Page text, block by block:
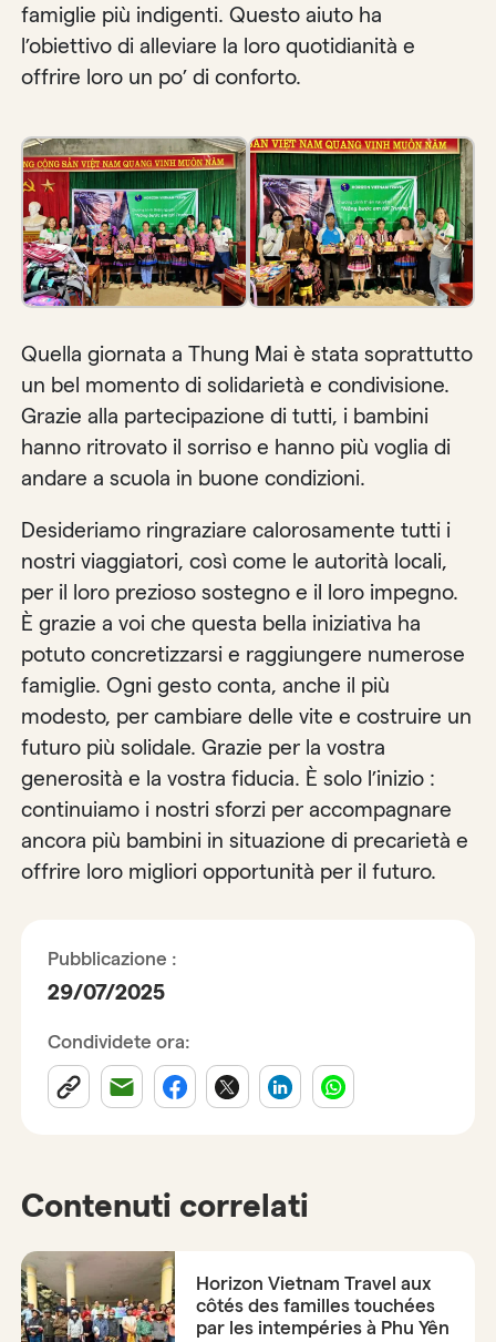
famiglie più indigenti. Questo aiuto ha
l’obiettivo di alleviare la loro quotidianità e
offrire loro un po’ di conforto.
Quella giornata a Thung Mai è stata soprattutto
un bel momento di solidarietà e condivisione.
Grazie alla partecipazione di tutti, i bambini
hanno ritrovato il sorriso e hanno più voglia di
andare a scuola in buone condizioni.
Desideriamo ringraziare calorosamente tutti i
nostri viaggiatori, così come le autorità locali,
per il loro prezioso sostegno e il loro impegno.
È grazie a voi che questa bella iniziativa ha
potuto concretizzarsi e raggiungere numerose
famiglie. Ogni gesto conta, anche il più
modesto, per cambiare delle vite e costruire un
futuro più solidale. Grazie per la vostra
generosità e la vostra fiducia. È solo l’inizio :
continuiamo i nostri sforzi per accompagnare
ancora più bambini in situazione di precarietà e
offrire loro migliori opportunità per il futuro.
Pubblicazione :
29/07/2025
Condividete ora:
Contenuti correlati
Horizon Vietnam Travel aux
côtés des familles touchées
par les intempéries à Phu Yên